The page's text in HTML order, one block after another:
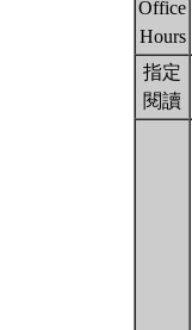
Office
Hours
指定
閱讀